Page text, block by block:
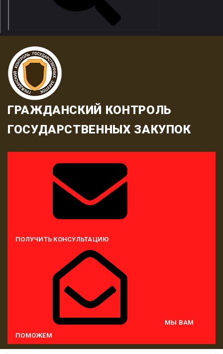
ГРАЖДАНСКИЙ КОНТРОЛЬ
ГОСУДАРСТВЕННЫХ ЗАКУПОК
ПОЛУЧИТЬ КОНСУЛЬТАЦИЮ
МЫ ВАМ
ПОМОЖЕМ